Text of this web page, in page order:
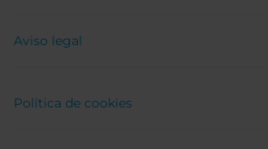
Aviso legal
Política de cookies